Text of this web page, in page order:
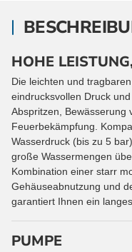
HOHE
Die leichten und
eindrucksvollen Druck
Abspritzen, Bewässerung
Feuerbekämpfung.
Wasserdruck (bis zu 5
große Wassermengen
Kombination einer starr
Gehäuseabnutzung und
garantiert Ihnen ein
PUMPE